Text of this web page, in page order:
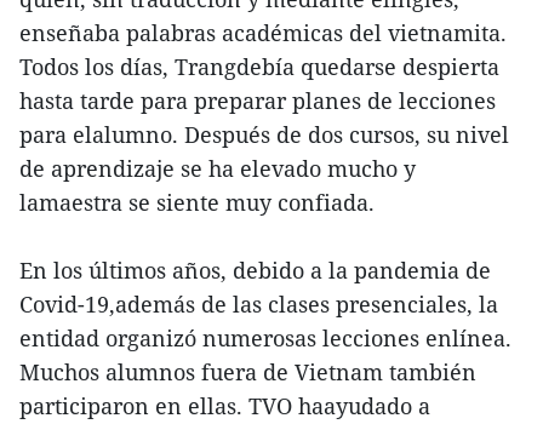
enseñaba palabras académicas del vietnamita.
Todos los días, Trangdebía quedarse despierta
hasta tarde para preparar planes de lecciones
para elalumno. Después de dos cursos, su nivel
de aprendizaje se ha elevado mucho y
lamaestra se siente muy confiada.
En los últimos años, debido a la pandemia de
Covid-19,además de las clases presenciales, la
entidad organizó numerosas lecciones enlínea.
Muchos alumnos fuera de Vietnam también
participaron en ellas. TVO haayudado a